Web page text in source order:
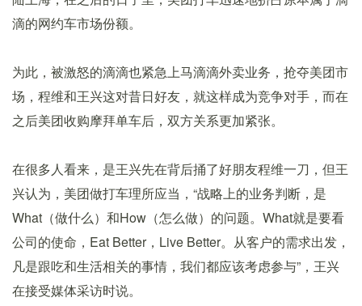
滴的网约车市场份额。
为此，被激怒的滴滴也紧急上马滴滴外卖业务，抢夺美团市
场，程维和王兴这对昔日好友，就这样成为竞争对手，而在
之后美团收购摩拜单车后，双方关系更加紧张。
在很多人看来，是王兴先在背后捅了好朋友程维一刀，但王
兴认为，美团做打车理所应当，“战略上的业务判断，是
What（做什么）和How（怎么做）的问题。What就是要看
公司的使命，Eat Better，Live Better。从客户的需求出发，
凡是跟吃和生活相关的事情，我们都应该考虑参与”，王兴
在接受媒体采访时说。